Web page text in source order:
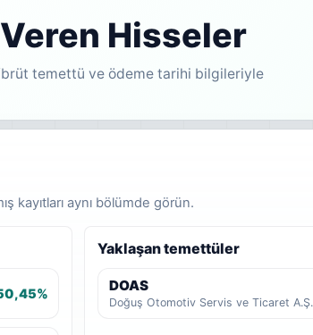
Hisseler
temettü ve ödeme tarihi bilgileriyle
kayıtları aynı bölümde görün.
Yaklaşan temettüler
DOAS
Doğuş Otomotiv Servis ve Ticaret A.Ş.